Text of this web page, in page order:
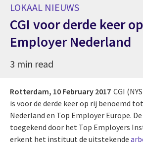
LOKAAL NIEUWS
CGI voor derde keer
Employer Nederland
3 min read
Rotterdam, 10 February 2017 CGI
is voor de derde keer op rij benoemd
Nederland en Top Employer Europe.
toegekend door het Top Employers
erkent het instituut de uitstekende